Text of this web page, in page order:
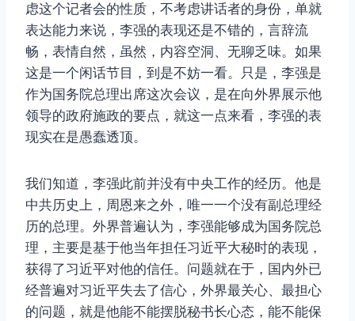
虑这个记者会的性质，不考虑讲话者的身份，单就
表达能力来说，李强的表现还是不错的，言辞流
畅，表情自然，虽然，内容空洞、无聊乏味。如果
这是一个闲话节目，到是不妨一看。只是，李强是
作为国务院总理出席这次会议，是在向外界展示他
领导的政府施政的要点，就这一点来看，李强的表
现实在是愚蠢透顶。
我们知道，李强此前并没有中央工作的经历。他是
中共历史上，周恩来之外，唯一一个没有副总理经
历的总理。外界普遍认为，李强能够成为国务院总
理，主要是基于他当年担任习近平大秘时的表现，
获得了习近平对他的信任。问题就在于，国内外已
经普遍对习近平失去了信心，外界最关心、最担心
的问题，就是他能不能摆脱秘书长心态，能不能保